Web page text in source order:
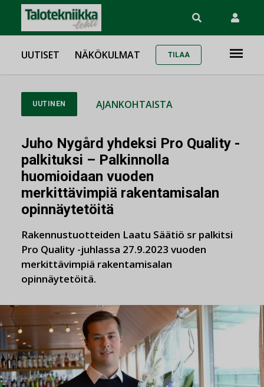
UUTISET NÄKÖKULMAT TILAA
UUTINEN AJANKOHTAISTA
Juho Nygård yhdeksi Pro Quality -
palkituksi – Palkinnolla
huomioidaan vuoden
merkittävimpiä rakentamisalan
opinnäytetöitä
Rakennustuotteiden Laatu Säätiö sr palkitsi
Pro Quality -juhlassa 27.9.2023 vuoden
merkittävimpiä rakentamisalan
opinnäytetöitä.